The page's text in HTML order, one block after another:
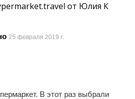
от Юлия К
25 февраля 2019 г.
В этот раз выбрали